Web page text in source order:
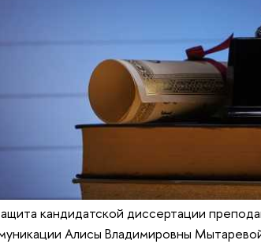
кандидатской диссертации
Алисы Владимировны